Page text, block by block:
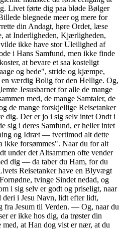
Livet førte dig paa bløde Bølger
blegnede meer og mere for
din Andagt, høre Ordet, læse
at Inderligheden, Kjærligheden,
ikke have stor Uleilighed af
i Hans Samfund, men ikke finde
at bevare et saa kosteligt
og bede", stride og kjæmpe,
værdig Bolig for den Hellige. Og,
Jesusbarnet for alle de mange
med, de mange Samtaler, de
de mange forskjellige Reisetanker
dig. Der er jo i sig selv intet Ondt i
sig i deres Samfund, er heller intet
og Idræt — tvertimod alt dette
ikke forsømmes". Naar du for alt
under det Altsammen ofte vender
dig — da taber du Ham, for du
Reisetanker have en Blyvægt
tvinge Sindet nedad, og
i sig selv er godt og priseligt, naar
i Jesu Navn, lidt efter lidt,
fra Jesum til Verden. — Og, naar du
er ikke hos dig, da trøster din
at Han dog vist er nær, at du